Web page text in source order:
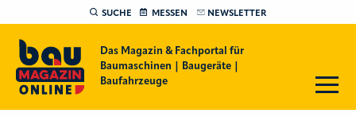
SUCHE MESSEN NEWSLETTER
Das Magazin & Fachportal für
Baumaschinen | Baugeräte |
Baufahrzeuge